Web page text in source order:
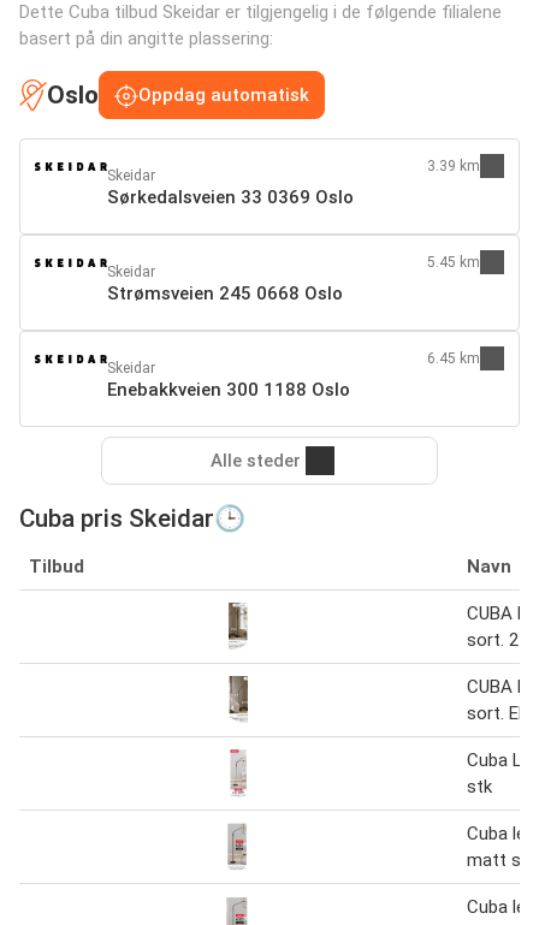
Dette Cuba tilbud Skeidar er tilgjengelig i de følgende filialene
basert på din angitte plassering:
Oslo Oppdag automatisk
Skeidar
Sørkedalsveien 33 0369 Oslo
3.39 km
Skeidar
Strømsveien 245 0668 Oslo
5.45 km
Skeidar
Enebakkveien 300 1188 Oslo
6.45 km
Alle steder
Cuba pris Skeidar🕒
Tilbud Navn
CUBA
sort. 2
CUBA
sort.
Cuba
stk
Cuba
matt
Cuba